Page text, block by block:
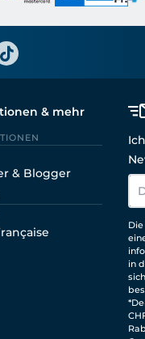
& mehr
& Blogger
in